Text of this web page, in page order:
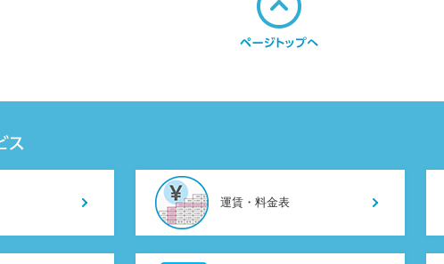
運賃・料金表